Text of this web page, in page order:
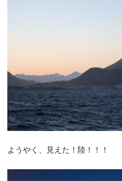
ようやく、見えた！陸！！！